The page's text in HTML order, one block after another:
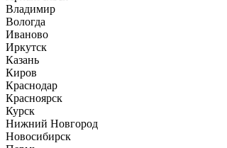
Владимир
Вологда
Иваново
Иркутск
Казань
Киров
Краснодар
Красноярск
Курск
Нижний Новгород
Новосибирск